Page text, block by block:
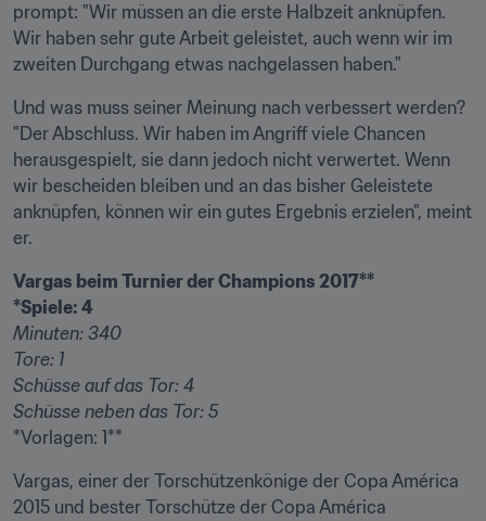
prompt: "Wir müssen an die erste Halbzeit anknüpfen.
Wir haben sehr gute Arbeit geleistet, auch wenn wir im
zweiten Durchgang etwas nachgelassen haben."
Und was muss seiner Meinung nach verbessert werden?
"Der Abschluss. Wir haben im Angriff viele Chancen
herausgespielt, sie dann jedoch nicht verwertet. Wenn
wir bescheiden bleiben und an das bisher Geleistete
anknüpfen, können wir ein gutes Ergebnis erzielen", meint
er.
Vargas beim Turnier der Champions 2017**
*Spiele: 4
Minuten: 340
Tore: 1
Schüsse auf das Tor: 4
Schüsse neben das Tor: 5
*Vorlagen: 1**
Vargas, einer der Torschützenkönige der Copa América
2015 und bester Torschütze der Copa América